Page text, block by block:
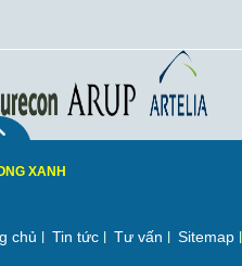
XANH
chủ Tin tức Tư vấn Sitemap